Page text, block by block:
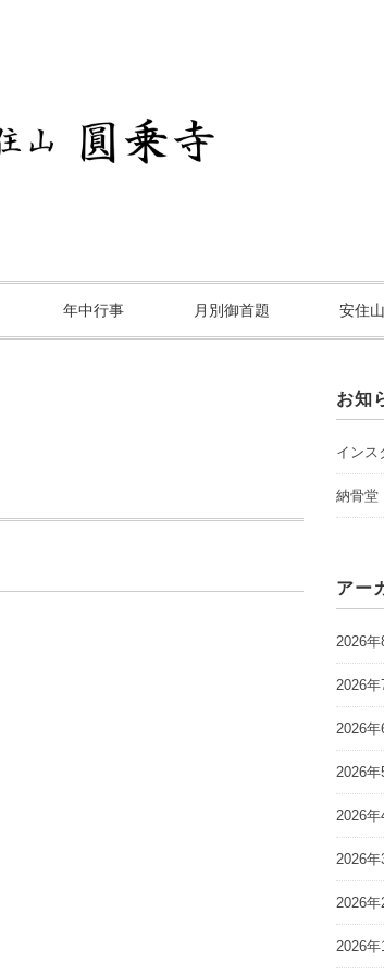
年中行事 月別御首題 安住
お知
インス
納骨堂
アー
2026年
2026年
2026年
2026年
2026年
2026年
2026年
2026年